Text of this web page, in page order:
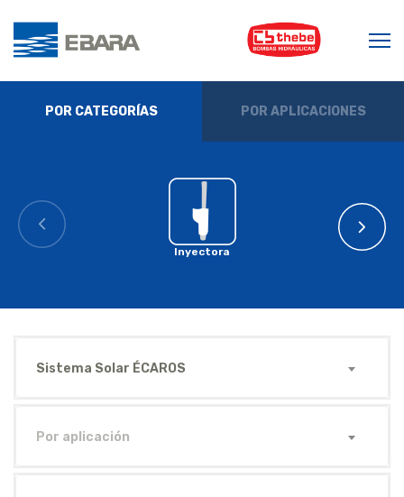
POR CATEGORÍAS POR APLICACIONES
Inyectora
Sistema Solar ÉCAROS
Por aplicación